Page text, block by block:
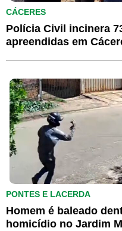
CÁCERES
Polícia Civil incinera
apreendidas em
PONTES E LACERDA
Homem é baleado
homicídio no Jardim